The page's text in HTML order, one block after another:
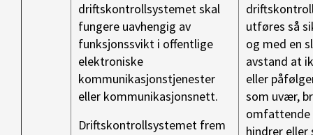
driftskontrollsystemet skal
fungere uavhengig av
funksjonssvikt i offentlige
elektroniske
kommunikasjonstjenester
eller kommunikasjonsnett.
Driftskontrollsystemet frem
utføres så
og med en
avstand at
eller
som uvær,
omfattende
hindrer eller